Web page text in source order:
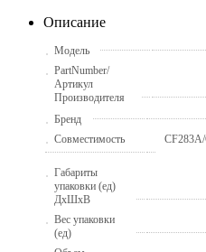
Описание
Модель
PartNumber/
Артикул
Производителя
Бренд
Совместимость
Габариты
упаковки (ед)
ДхШхВ
Вес упаковки
(ед)